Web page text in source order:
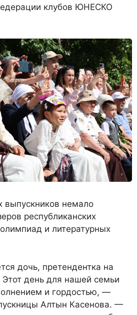
клубов ЮНЕСКО
выпускников немало
республиканских
и литературных
дочь, претендентка на
Этот день для нашей семьи
и гордостью, —
Алтын Касенова. —